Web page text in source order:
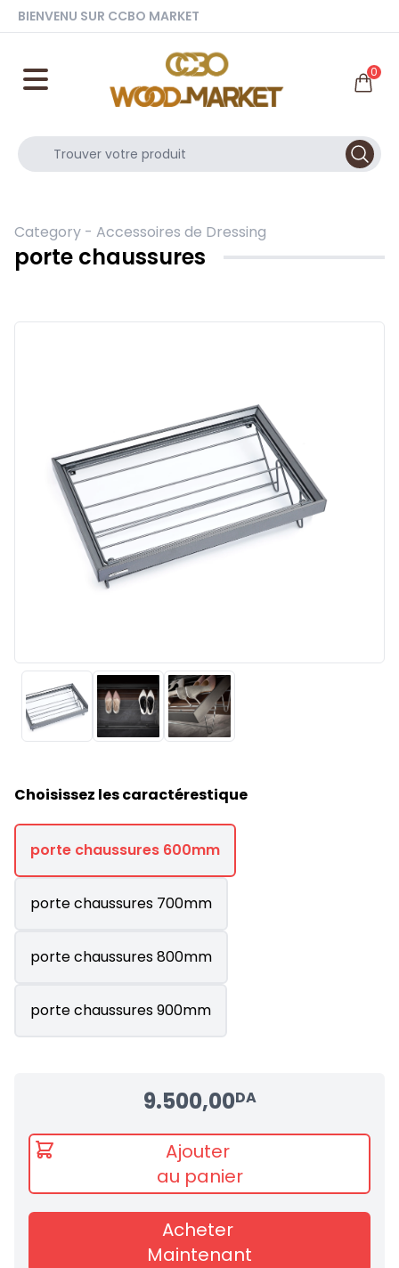
BIENVENU SUR CCBO MARKET
0
Category - Accessoires de Dressing
porte chaussures
Choisissez les caractérestique
porte chaussures 600mm
porte chaussures 700mm
porte chaussures 800mm
porte chaussures 900mm
9.500,00DA
Ajouter
au panier
Acheter
Maintenant